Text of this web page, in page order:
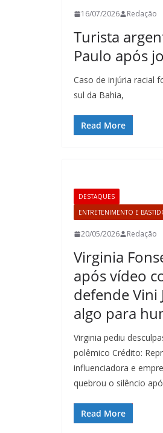
16/07/2026 Redação
Turista
Paulo após
Caso de injúria racial
sul da Bahia,
Read More
DESTAQUES
ENTRETENIMENTO E
20/05/2026 Redação
Virginia
após vídeo
defende Vini
algo para
Virginia pediu
polêmico Crédito:
influenciadora e
quebrou o silêncio
Read More